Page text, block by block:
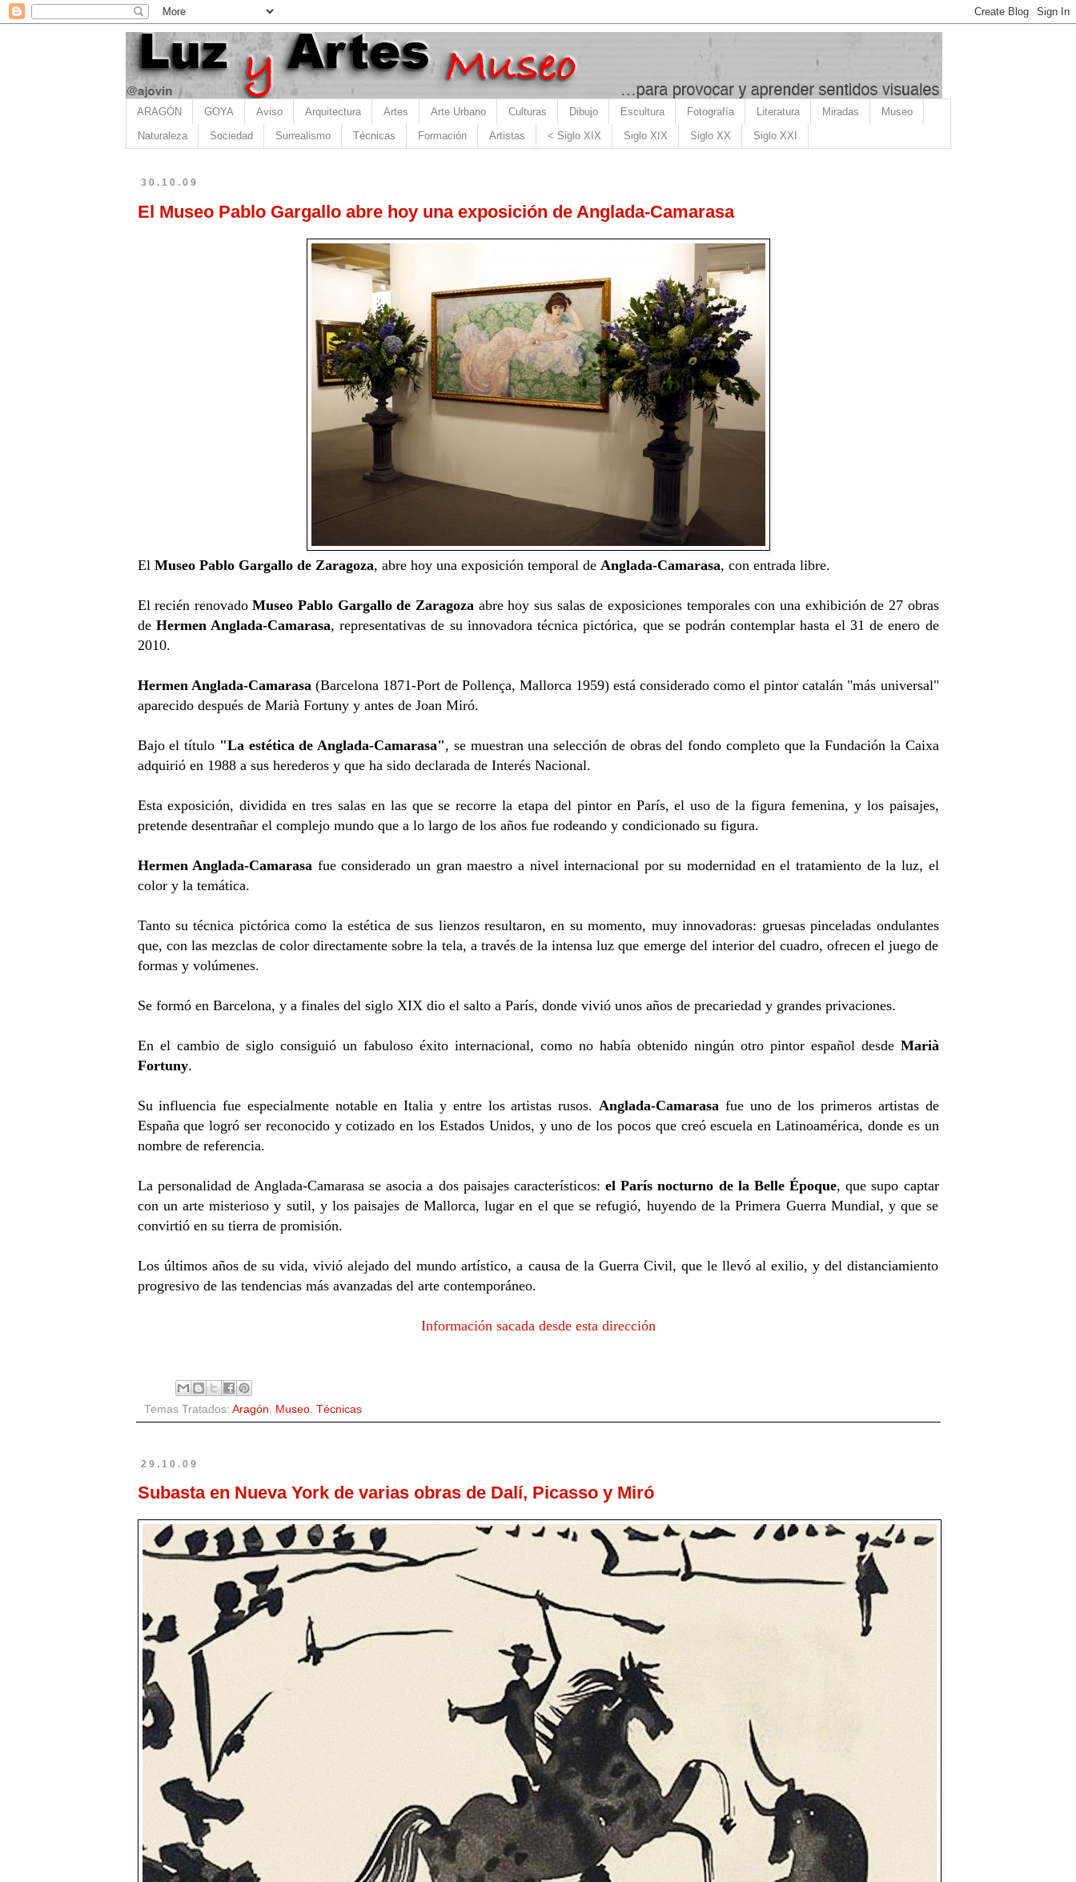
ARAGÓN GOYA Aviso Arquitectura Artes Arte Urbano Culturas Dibujo Escultura Fotografía Literatura Miradas Museo
Naturaleza Sociedad Surrealismo Técnicas Formación Artistas < Siglo XIX Siglo XIX Siglo XX Siglo XXI
30.10.09
El Museo Pablo Gargallo abre hoy una exposición de Anglada-Camarasa
El Museo Pablo Gargallo de Zaragoza, abre hoy una exposición temporal de Anglada-Camarasa, con entrada libre.
El recién renovadoMuseo Pablo Gargallo de Zaragoza abre hoy sus salas de exposiciones temporales con una exhibición de 27 obras
de Hermen Anglada-Camarasa, representativas de su innovadora técnica pictórica, que se podrán contemplar hasta el 31 de enero de
2010.
Hermen Anglada-Camarasa (Barcelona 1871-Port de Pollença, Mallorca 1959) está considerado como el pintor catalán "más universal"
aparecido después de Marià Fortuny y antes de Joan Miró.
Bajo el título "La estética de Anglada-Camarasa", se muestran una selección de obras del fondo completo que la Fundación la Caixa
adquirió en 1988 a sus herederos y que ha sido declarada de Interés Nacional.
Esta exposición, dividida en tres salas en las que se recorre la etapa del pintor en París, el uso de la figura femenina, y los paisajes,
pretende desentrañar el complejo mundo que a lo largo de los años fue rodeando y condicionado su figura.
Hermen Anglada-Camarasa fue considerado un gran maestro a nivel internacional por su modernidad en el tratamiento de la luz, el
color y la temática.
Tanto su técnica pictórica como la estética de sus lienzos resultaron, en su momento, muy innovadoras: gruesas pinceladas ondulantes
que, con las mezclas de color directamente sobre la tela, a través de la intensa luz que emerge del interior del cuadro, ofrecen el juego de
formas y volúmenes.
Se formó en Barcelona, y a finales del siglo XIX dio el salto a París, donde vivió unos años de precariedad y grandes privaciones.
En el cambio de siglo consiguió un fabuloso éxito internacional, como no había obtenido ningún otro pintor español desde Marià
Fortuny.
Su influencia fue especialmente notable en Italia y entre los artistas rusos. Anglada-Camarasa fue uno de los primeros artistas de
España que logró ser reconocido y cotizado en los Estados Unidos, y uno de los pocos que creó escuela en Latinoamérica, donde es un
nombre de referencia.
La personalidad de Anglada-Camarasa se asocia a dos paisajes característicos:el París nocturno de la Belle Époque, que supo captar
con un arte misterioso y sutil, y los paisajes de Mallorca, lugar en el que se refugió, huyendo de la Primera Guerra Mundial, y que se
convirtió en su tierra de promisión.
Los últimos años de su vida, vivió alejado del mundo artístico, a causa de la Guerra Civil, que le llevó al exilio, y del distanciamiento
progresivo de las tendencias más avanzadas del arte contemporáneo.
Información sacada desde esta dirección
Temas Tratados: Aragón Museo, Técnicas
29.10.09
Subasta en Nueva York de varias obras de Dalí, Picasso y Miró